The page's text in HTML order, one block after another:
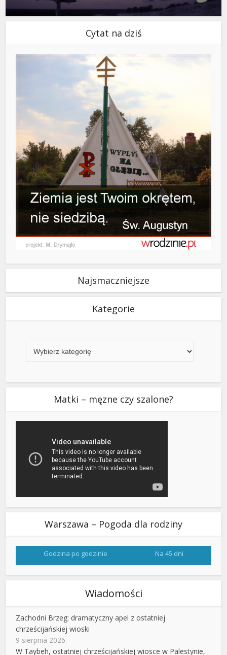
Cytat na dziś
Najsmaczniejsze
Kategorie
Matki – męzne czy szalone?
Warszawa – Pogoda dla rodziny
Godzina po godzinie Na 45 dni
Wiadomości
Zachodni Brzeg: dramatyczny apel z ostatniej
chrześcijańskiej wioski
9 sierpnia 2026
W Taybeh, ostatniej chrześcijańskiej wiosce w Palestynie,